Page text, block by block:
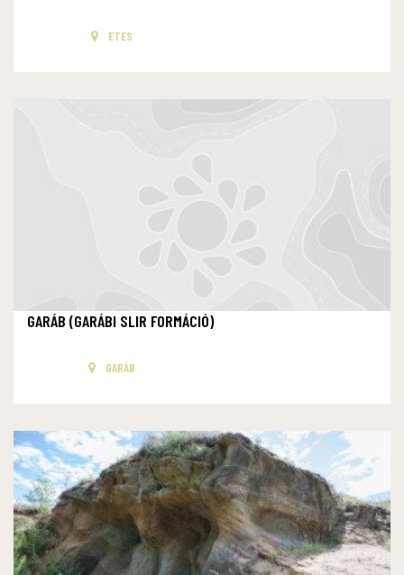
ETES
GARÁB (GARÁBI SLIR FORMÁCIÓ)
GARÁB